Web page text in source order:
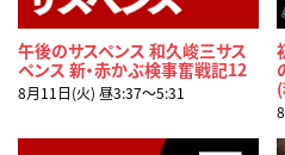
午後のサスペンス 和久峻三サス
ペンス 新・赤かぶ検事奮戦記12
8月11日(火) 昼3:37〜5:31